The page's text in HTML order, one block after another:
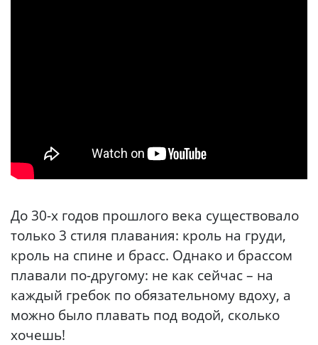
До 30-х годов прошлого века существовало
только 3 стиля плавания: кроль на груди,
кроль на спине и брасс. Однако и брассом
плавали по-другому: не как сейчас – на
каждый гребок по обязательному вдоху, а
можно было плавать под водой, сколько
хочешь!